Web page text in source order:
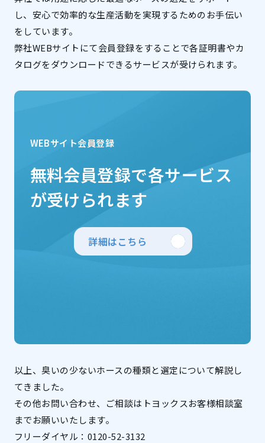
し、安心で効率的な生産活動を実現するためのお手伝い
をしています。
弊社WEBサイトにて会員登録をすることで各証明書やカ
タログをダウンロードできるサービスが受けられます。
WEBサイト会員登録
無料会員登録で各サービス
が受けられます
詳細はこちら
以上、臭いの少ないホースの種類と選定について解説し
てきました。
その他お問い合わせ、ご相談はトヨックスお客様相談室
までお願いいたします。
フリーダイヤル：0120-52-3132